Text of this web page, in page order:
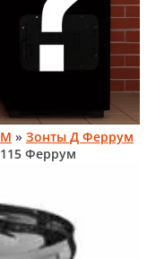
» Зонты Д Феррум
Феррум